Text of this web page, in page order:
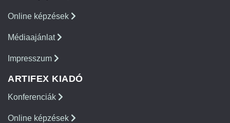
Online képzések
Médiaajánlat
Impresszum
ARTIFEX KIADÓ
Konferenciák
Online képzések